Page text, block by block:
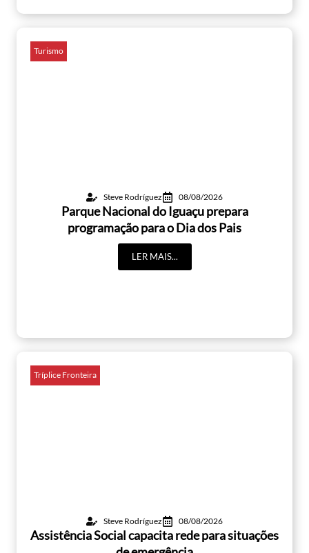
Turismo
Steve Rodríguez 08/08/2026
Parque Nacional do Iguaçu prepara
programação para o Dia dos Pais
LER MAIS...
Tríplice Fronteira
Steve Rodríguez 08/08/2026
Assistência Social capacita rede para situações